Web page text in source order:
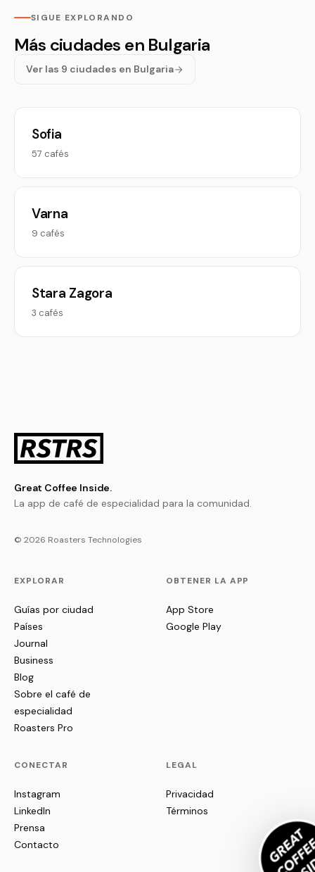
SIGUE EXPLORANDO
Más ciudades en Bulgaria
Ver las 9 ciudades en Bulgaria
Sofia
57 cafés
Varna
9 cafés
Stara Zagora
3 cafés
Great Coffee Inside.
La app de café de especialidad para la comunidad.
© 2026 Roasters Technologies
EXPLORAR
Guías por ciudad
Países
Journal
Business
Blog
Sobre el café de
especialidad
Roasters Pro
OBTENER LA APP
App Store
Google Play
CONECTAR
Instagram
LinkedIn
Prensa
Contacto
LEGAL
Privacidad
Términos